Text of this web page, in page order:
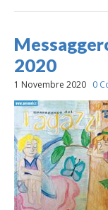
2020
1 Novembre 2020 0